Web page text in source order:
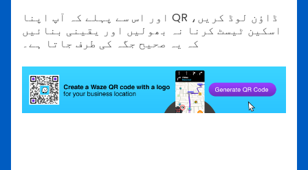
اور اس سے پہلے کہ آپ اپنا QR ڈاؤن لوڈ کریں،
اسکین ٹیسٹ کرنا نہ بھولیں اور یقینی بنائیں
کہ یہ صحیح جگہ کی طرف جاتا ہے۔